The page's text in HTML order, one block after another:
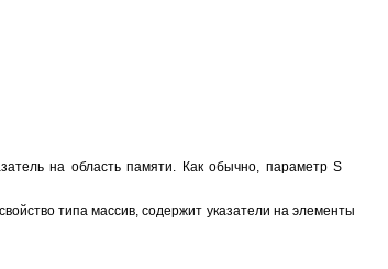
на область памяти. Как обычно, параметр S
типа массив, содержит указатели на элементы